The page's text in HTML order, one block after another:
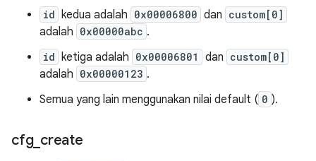
id kedua adalah 0x00006800 dan custom[0]
adalah 0x00000abc .
id ketiga adalah 0x00006801 dan custom[0]
adalah 0x00000123 .
Semua yang lain menggunakan nilai default ( 0 ).
cfg_ create